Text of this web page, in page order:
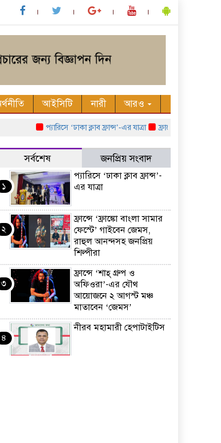
আইসিটি নারী আরও
প্যারিসে ‘ঢাকা ক্লাব ফ্রান্স’-এর যাত্রা ফ্রান্সে ‘ফ্রাঙ্কো বাংলা
সর্বশেষ জনপ্রিয় সংবাদ
১
প্যারিসে ‘ঢাকা ক্লাব ফ্রান্স’-
এর যাত্রা
২
ফ্রান্সে ‘ফ্রাঙ্কো বাংলা সামার
ফেস্টে’ গাইবেন জেমস,
রাহুল আনন্দসহ জনপ্রিয়
শিল্পীরা
৩
ফ্রান্সে ‘শাহ্ গ্রুপ ও
অফিওরা’-এর যৌথ
আয়োজনে ২ আগস্ট মঞ্চ
মাতাবেন ‘জেমস’
৪
নীরব মহামারী হেপাটাইটিস